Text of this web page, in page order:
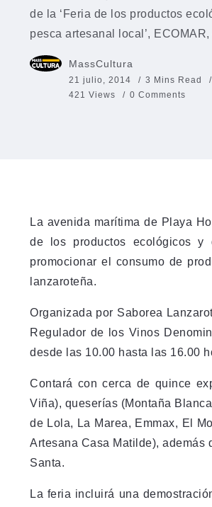
de la ‘Feria de los productos
pesca artesanal local’,
MassCultura
21 julio, 2014
3 Mins Read
421 Views
0 Comments
La avenida marítima de Playa
de los productos ecológicos y
promocionar el consumo de
lanzaroteña.
Organizada por Saborea
Regulador de los Vinos
desde las 10.00 hasta las 16.00
Contará con cerca de quince
Viña), queserías (Montaña
de Lola, La Marea, Emmax, El
Artesana Casa Matilde), además
Santa.
La feria incluirá una